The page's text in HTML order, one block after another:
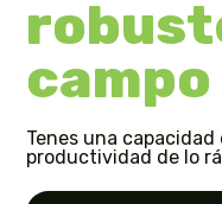
campo
Tenes una
productividad de lo